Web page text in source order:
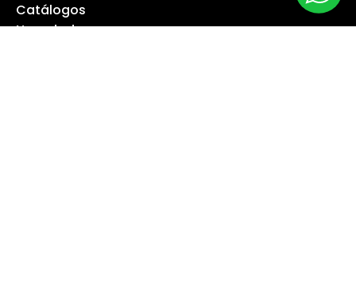
Catálogos
Novedades